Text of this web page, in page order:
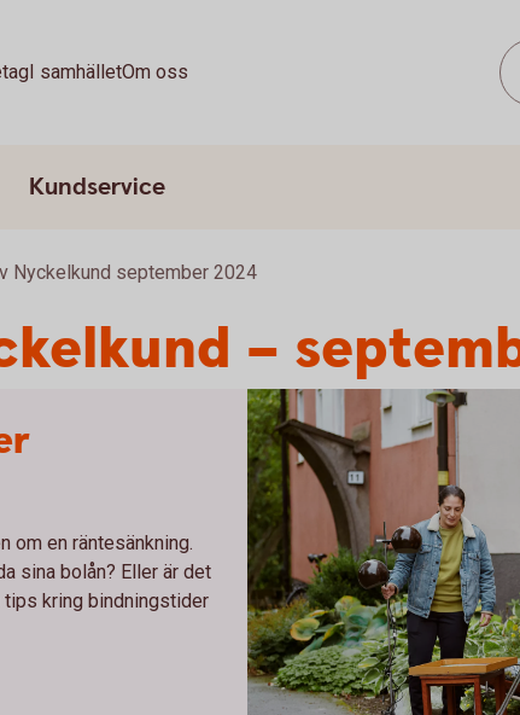
I samhälletOm oss
Kundservice
Nyckelkund september 2024
–
om en räntesänkning.
sina bolån? Eller är det
tips kring bindningstider